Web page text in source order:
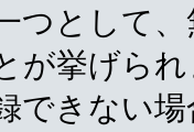
つとして
が挙げら
できない